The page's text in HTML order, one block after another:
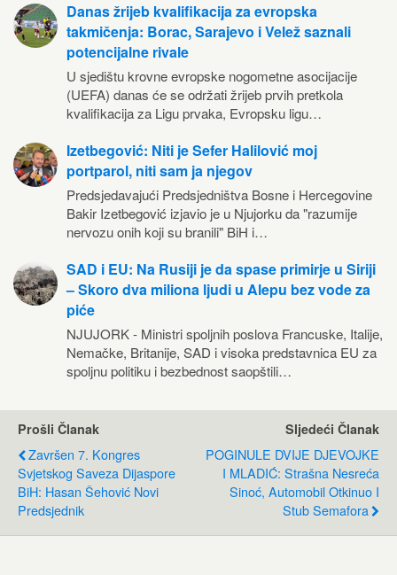
Danas žrijeb kvalifikacija za evropska
takmičenja: Borac, Sarajevo i Velež saznali
potencijalne rivale
U sjedištu krovne evropske nogometne asocijacije
(UEFA) danas će se održati žrijeb prvih pretkola
kvalifikacija za Ligu prvaka, Evropsku ligu…
Izetbegović: Niti je Sefer Halilović moj
portparol, niti sam ja njegov
Predsjedavajući Predsjedništva Bosne i Hercegovine
Bakir Izetbegović izjavio je u Njujorku da "razumije
nervozu onih koji su branili" BiH i…
SAD i EU: Na Rusiji je da spase primirje u Siriji
– Skoro dva miliona ljudi u Alepu bez vode za
piće
NJUJORK - Ministri spoljnih poslova Francuske, Italije,
Nemačke, Britanije, SAD i visoka predstavnica EU za
spoljnu politiku i bezbednost saopštili…
Prošli Članak
Završen 7. Kongres
Svjetskog Saveza Dijaspore
BiH: Hasan Šehović Novi
Predsjednik
Sljedeći Članak
POGINULE DVIJE DJEVOJKE
I MLADIĆ: Strašna Nesreća
Sinoć, Automobil Otkinuo I
Stub Semafora